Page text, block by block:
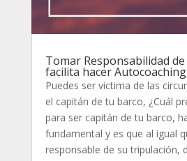
Tomar Responsabilidad
facilita hacer Autocoaching
Puedes ser victima de las
el capitán de tu barco, ¿Cuál
para ser capitán de tu barco,
fundamental y es que al igual
responsable de su tripulación,